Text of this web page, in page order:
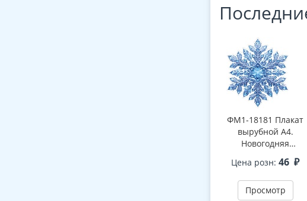
ФМ1-18181 Плакат
вырубной А4.
Новогодняя
(двухсторонний, ВД-
лак)
Цена розн: 46 ₽
Просмотр